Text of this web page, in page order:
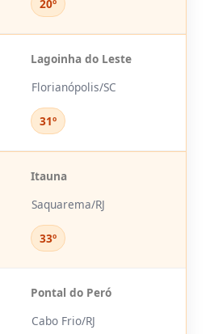
20º
Lagoinha do Leste
Florianópolis/SC
31º
Itauna
Saquarema/RJ
33º
Pontal do Peró
Cabo Frio/RJ